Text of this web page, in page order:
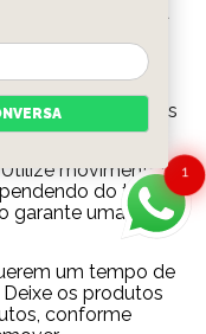
Para otimizar a
comece a
desça para as mais
áreas já limpas.
Utilize movimentos
do tipo
garante uma
um tempo de
os produtos
conforme
1